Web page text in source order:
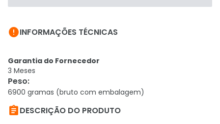
INFORMAÇÕES TÉCNICAS
Garantia do Fornecedor
3 Meses
Peso:
6900 gramas (bruto com embalagem)
DESCRIÇÃO DO PRODUTO